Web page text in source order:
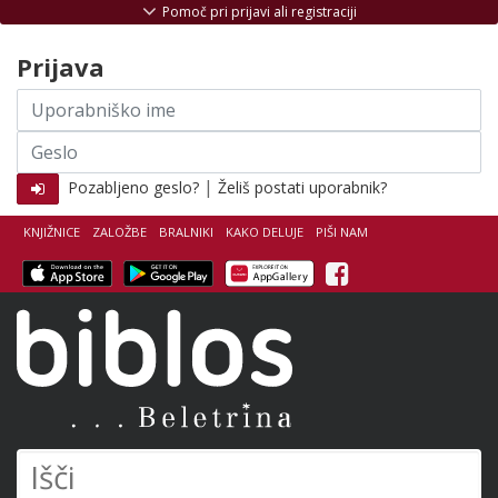
KNJIŽNICE ZALOŽBE BRALNIKI KAKO DELUJE PIŠI NAM
Facebook
Pomoč pri prijavi ali registraciji
Prijava
Uporabniško
ime
Geslo
Pozabljeno geslo? | Želiš postati uporabnik?